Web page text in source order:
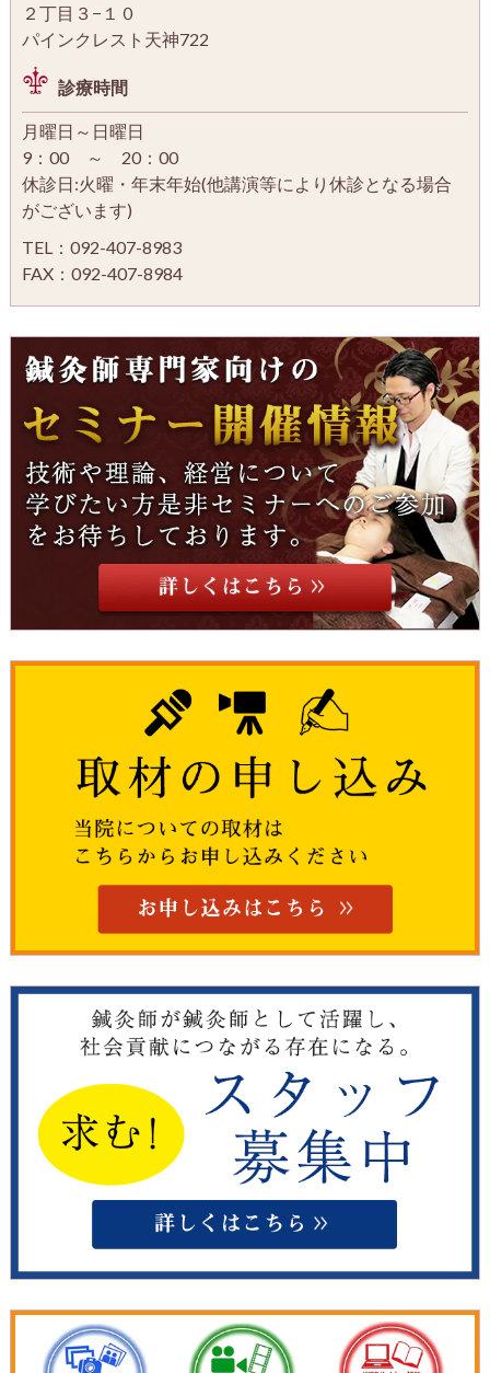
２丁目３−１０
パインクレスト天神722
診療時間
月曜日～日曜日
9：00 ～ 20：00
休診日:火曜・年末年始(他講演等により休診となる場合
がございます)
TEL：092-407-8983
FAX：092-407-8984